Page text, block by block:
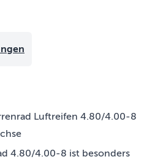
Luftreifen 4.80/4.00-8
4.80/4.00-8 ist besonders